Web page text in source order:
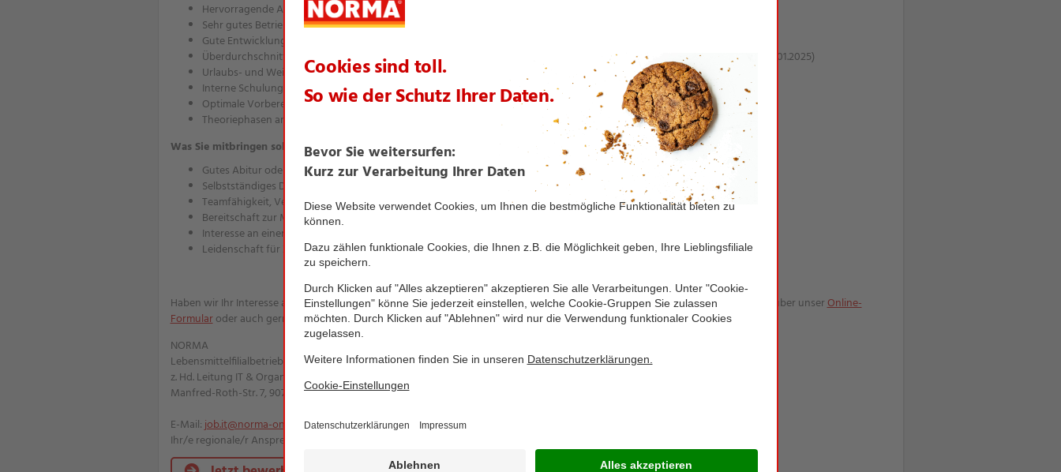
Hervorragende Ausbildung auf hohem Niveau und modernste Arbeitsplätze
Sehr gutes Betriebsklima in einem hochmotivierten Team
Gute Entwicklungsmöglichkeiten nach dem Studium
Überdurchschnittliche monatliche Vergütung: 1. Jahr 1.700 Euro, 2. Jahr 1.800 Euro, 3. Jahr 2.000 Euro (Gehälter gültig ab 01.01.2025)
Urlaubs- und Weihnachtsgeld
Interne Schulungen und fachkundige Betreuung
Optimale Vorbereitung und Einarbeitung auf zukünftige Aufgaben
Theoriephasen am Campus Mosbach
Was Sie mitbringen sollten
Gutes Abitur oder Fachabitur
Selbstständiges Denken und Handeln, hohe Lern- und Leistungsbereitschaft
Teamfähigkeit, Verantwortungsbewusstsein, Belastbarkeit
Bereitschaft zur Mobilität
Interesse an einer schnelllebigen Handelswelt
Leidenschaft für Zahlen und wirtschaftliche Zusammenhänge
Haben wir Ihr Interesse an einer Top-Karriere geweckt? Dann senden Sie uns Ihre vollständigen Bewerbungsunterlagen bequem über unserOnline-
Formularoder auch gerne per E-Mail oder postalisch.
NORMA
Lebensmittelfilialbetrieb Stiftung & Co. KG
z. Hd. Leitung IT & Organisation
Manfred-Roth-Str. 7, 90766 Fürth
E-Mail:job.it@norma-online.de
Ihr/e regionale/r Ansprechpartner/in setzt sich direkt mit Ihnen in Verbindung.